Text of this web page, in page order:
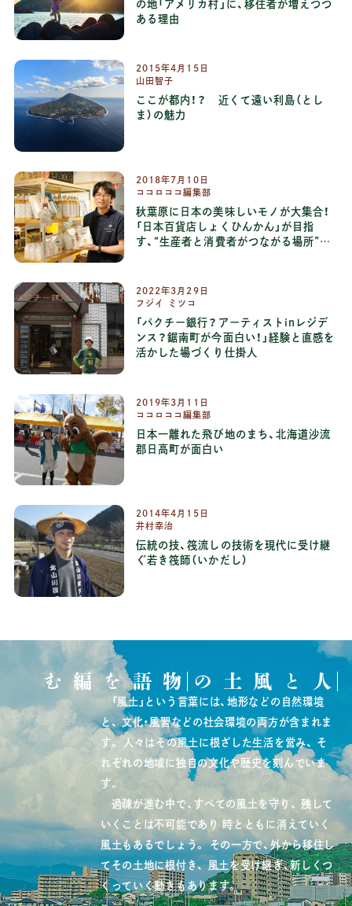
の地「アメリカ村」に、移住者が増えつつ
ある理由
2015年4 月 15 日
山田智子
ここが都内！？ 近くて遠い利島（とし
ま）の魅力
2018年7 月 10 日
ココロココ編集部
秋葉原に日本の美味しいモノが大集合！
「日本百貨店しょくひんかん」が目指
す、“生産者と消費者がつながる場所”と
2022年3 月 29 日
フジイ ミツコ
「パクチー銀行？アーティストinレジデ
ンス？鋸南町が今面白い！」経験と直感を
活かした場づくり仕掛人
2019年3 月 11
日
ココロココ編集部
日本一離れた飛び地のまち、北海道沙流
郡日高町が面白い
2014年4 月 15 日
井村幸治
伝統の技、筏流しの技術を現代に受け継
ぐ若き筏師（いかだし）
人と風土の
物語を編む
「風土」という言葉には、地形などの自然環境
と、 文化・風習などの社会環境の両方が含まれま
す。 人々はその風土に根ざした生活を営み、
そ
れぞれの地域に独自の文化や歴史を刻んでいま
す。
過疎が進む中で、すべての風土を守り、
残して
いくことは不可能であり
時とともに消えていく
風土もあるでしょう。 その一方で、外から移住し
てその土地に根付き、 風土を受け継ぎ、新しくつ
くっていく動きもあります。